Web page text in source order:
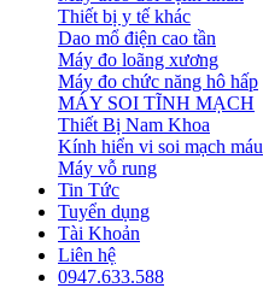
Thiết bị y tế khác
Dao mổ điện cao tần
Máy đo loãng xương
Máy đo chức năng hô hấp
MÁY SOI TĨNH MẠCH
Thiết Bị Nam Khoa
Kính hiển vi soi mạch máu
Máy vỗ rung
Tin Tức
Tuyển dụng
Tài Khoản
Liên hệ
0947.633.588